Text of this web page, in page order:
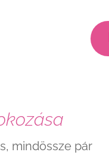
mindössze pár